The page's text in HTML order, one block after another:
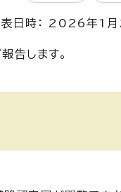
表日時： 2026年1
告します。